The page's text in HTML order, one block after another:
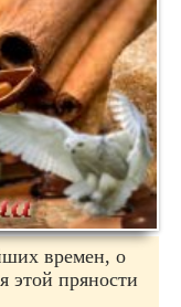
времен, о
этой пряности